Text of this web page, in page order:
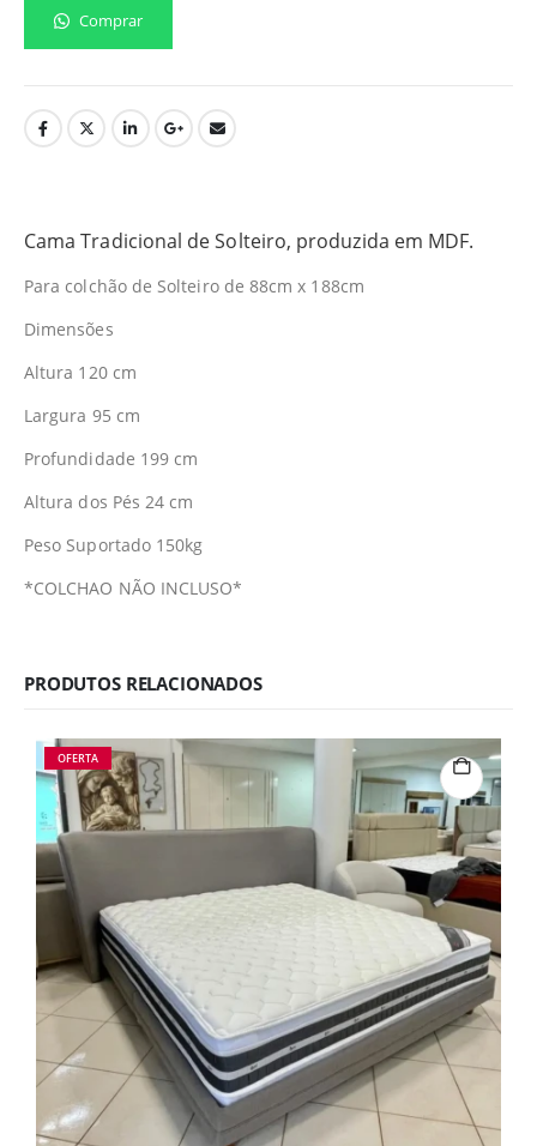
Comprar
Cama Tradicional de Solteiro, produzida em MDF.
Para colchão de Solteiro de 88cm x 188cm
Dimensões
Altura 120 cm
Largura 95 cm
Profundidade 199 cm
Altura dos Pés 24 cm
Peso Suportado 150kg
*COLCHAO NÃO INCLUSO*
PRODUTOS RELACIONADOS
OFERTA